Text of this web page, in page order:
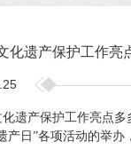
化遗产保护工作亮
化遗产保护工作亮点
产日”各项活动的举办